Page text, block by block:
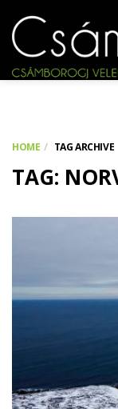
HOME TAG ARCHIVE
TAG: